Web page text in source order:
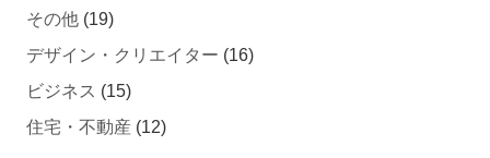
デザイン・クリエイター
ビジネス (15)
住宅・不動産